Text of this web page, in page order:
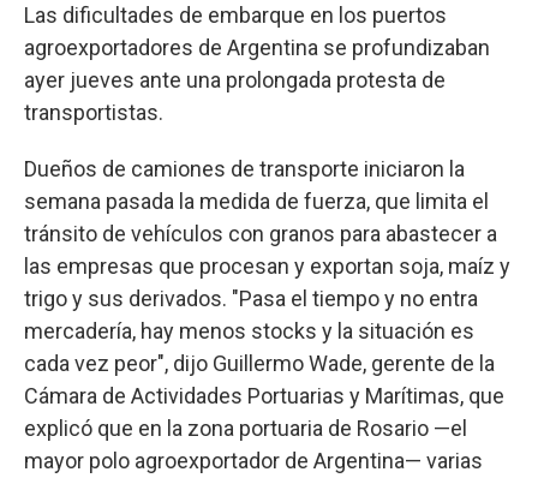
Las dificultades de embarque en los puertos
agroexportadores de Argentina se profundizaban
ayer jueves ante una prolongada protesta de
transportistas.
Dueños de camiones de transporte iniciaron la
semana pasada la medida de fuerza, que limita el
tránsito de vehículos con granos para abastecer a
las empresas que procesan y exportan soja, maíz y
trigo y sus derivados. "Pasa el tiempo y no entra
mercadería, hay menos stocks y la situación es
cada vez peor", dijo Guillermo Wade, gerente de la
Cámara de Actividades Portuarias y Marítimas, que
explicó que en la zona portuaria de Rosario —el
mayor polo agroexportador de Argentina— varias